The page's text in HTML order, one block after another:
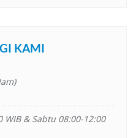
KAMI
WIB & Sabtu 08:00-12:00